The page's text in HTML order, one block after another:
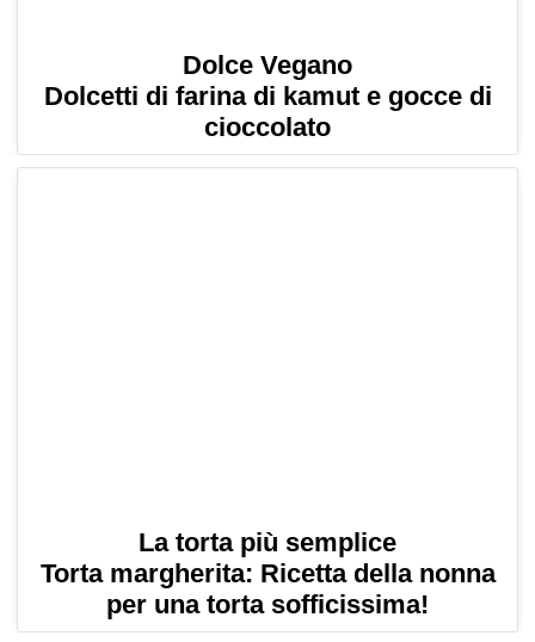
Dolce Vegano
Dolcetti di farina di kamut e gocce di
cioccolato
La torta più semplice
Torta margherita: Ricetta della nonna
per una torta sofficissima!